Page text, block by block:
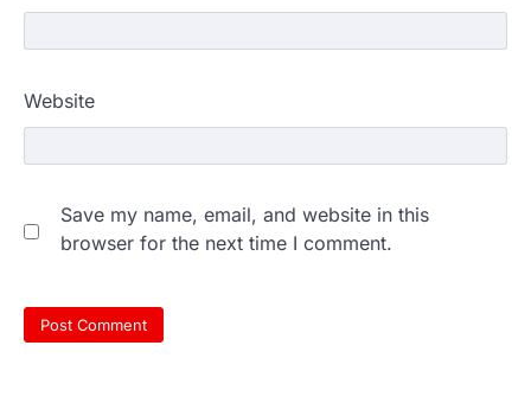
Website
Save my name, email, and website in this
browser for the next time I comment.